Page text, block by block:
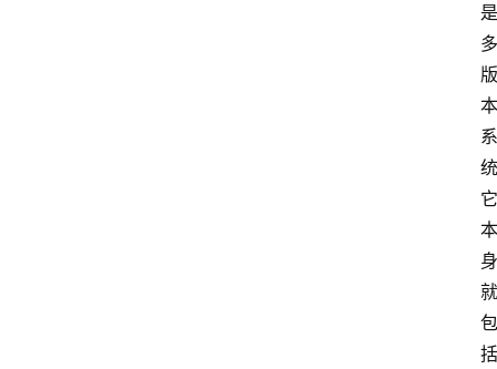
是
多
版
本
系
统
它
本
身
就
包
括